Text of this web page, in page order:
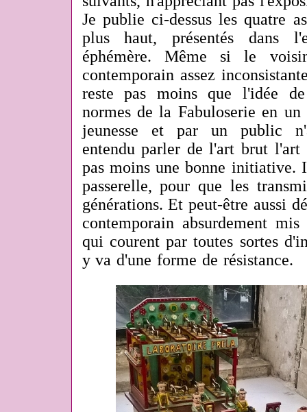
Je publie ci-dessus les quatre
plus haut, présentés dans
éphémère. Même si le
contemporain assez
reste pas moins que l'idée
normes de la Fabuloserie en
jeunesse et par un public
entendu parler de l'art brut
pas moins une bonne initiative.
passerelle, pour que les
générations. Et peut-être aussi
contemporain absurdement
qui courent par toutes sortes
y va d'une forme de résistance.